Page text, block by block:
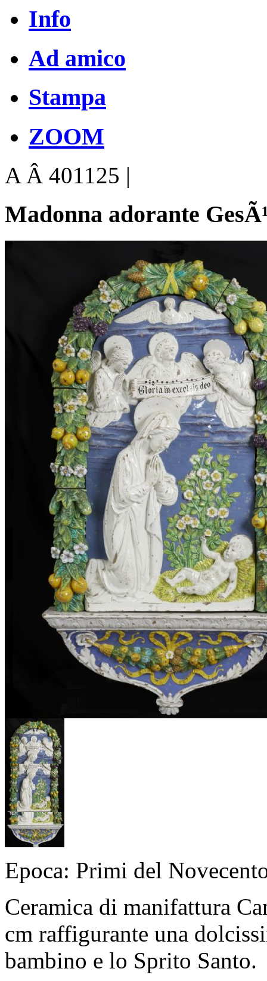
Info
Ad amico
Stampa
ZOOM
A Â 401125 |
Madonna adorante
Epoca: Primi del
Ceramica di manifattura
cm raffigurante una
bambino e lo Sprito Santo.